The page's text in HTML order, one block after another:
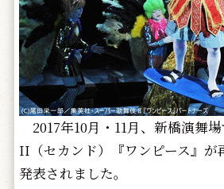
2017年10月・11月、新橋演舞
II（セカンド）『ワンピース』が
発表されました。